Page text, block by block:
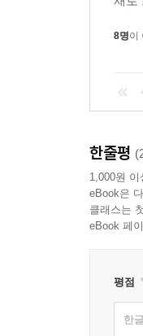
8명이
한줄평
1,000원
eBook은
클래스는
eBook 페
평점
한